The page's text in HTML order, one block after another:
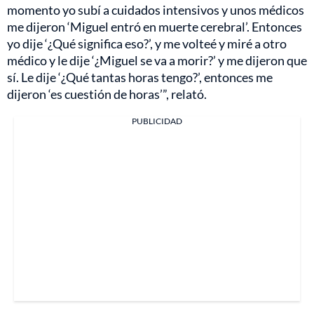
momento yo subí a cuidados intensivos y unos médicos
me dijeron ‘Miguel entró en muerte cerebral’. Entonces
yo dije ‘¿Qué significa eso?’, y me volteé y miré a otro
médico y le dije ‘¿Miguel se va a morir?’ y me dijeron que
sí. Le dije ‘¿Qué tantas horas tengo?’, entonces me
dijeron ‘es cuestión de horas’”, relató.
PUBLICIDAD